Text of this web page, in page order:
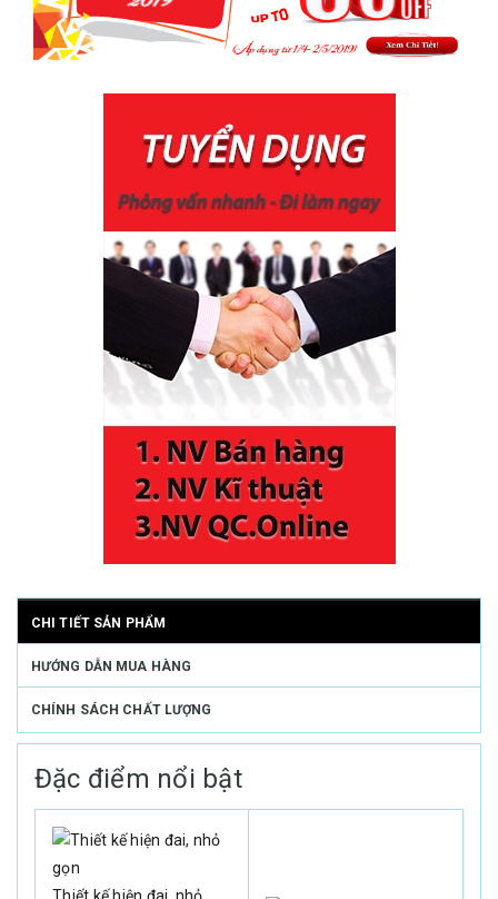
CHI TIẾT SẢN PHẨM
HƯỚNG DẪN MUA HÀNG
CHÍNH SÁCH CHẤT LƯỢNG
Đặc điểm nổi bật
Thiết kế hiện đai, nhỏ